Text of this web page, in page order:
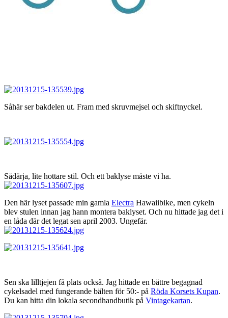
Såhär ser bakdelen ut. Fram med skruvmejsel och skiftnyckel.
Sådärja, lite hottare stil. Och ett baklyse måste vi ha.
Den här lyset passade min gamla Electra Hawaiibike, men cykeln
blev stulen innan jag hann montera baklyset. Och nu hittade jag det i
en låda där det legat sen april 2003. Ungefär.
Sen ska lilltjejen få plats också. Jag hittade en bättre begagnad
cykelsadel med fungerande bälten för 50:- på Röda Korsets Kupan.
Du kan hitta din lokala secondhandbutik på Vintagekartan.